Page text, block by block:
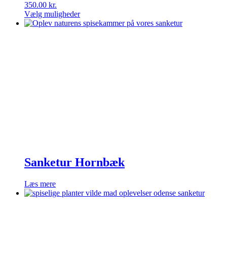
350.00 kr.
Vælg muligheder
Dette
Sanketur Hornbæk
Læs mere